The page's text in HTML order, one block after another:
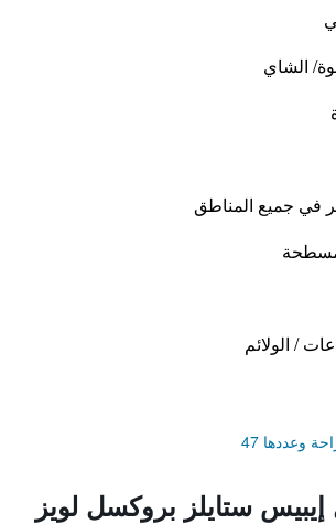
الشاي
في جميع المناطق
مسطحة
/ الولائم
وعددها 47
ستايلز بروكسل لويز